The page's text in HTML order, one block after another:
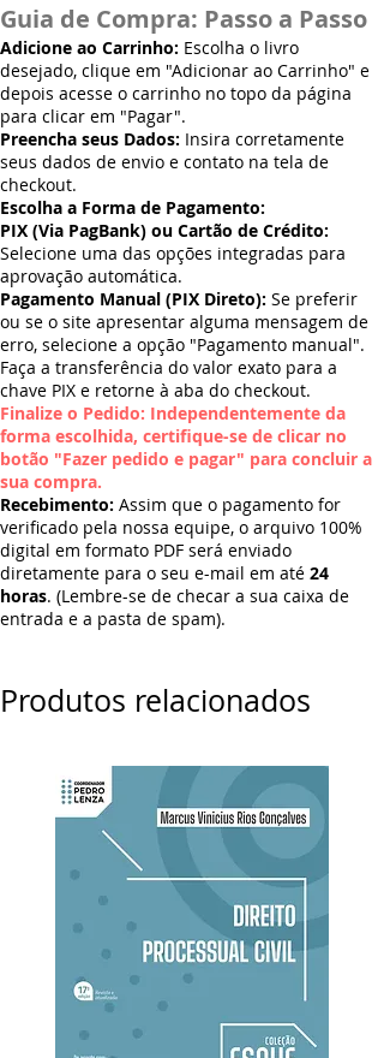
Guia de Compra: Passo a Passo
Adicione ao Carrinho: Escolha o livro
desejado, clique em "Adicionar ao Carrinho" e
depois acesse o carrinho no topo da página
para clicar em "Pagar".
Preencha seus Dados: Insira corretamente
seus dados de envio e contato na tela de
checkout.
Escolha a Forma de Pagamento:
PIX (Via PagBank) ou Cartão de Crédito:
Selecione uma das opções integradas para
aprovação automática.
Pagamento Manual (PIX Direto): Se preferir
ou se o site apresentar alguma mensagem de
erro, selecione a opção "Pagamento manual".
Faça a transferência do valor exato para a
chave PIX e retorne à aba do checkout.
Finalize o Pedido: Independentemente da
forma escolhida, certifique-se de clicar no
botão "Fazer pedido e pagar" para concluir a
sua compra.
Recebimento: Assim que o pagamento for
verificado pela nossa equipe, o arquivo 100%
digital em formato PDF será enviado
diretamente para o seu e-mail em até 24
horas. (Lembre-se de checar a sua caixa de
entrada e a pasta de spam).
Produtos relacionados